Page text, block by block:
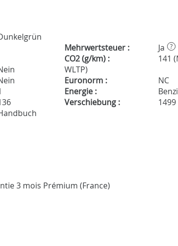
Mehrwertsteuer : Ja ?
CO2 (g/km) :
141
WLTP)
Euronorm :
NC
Energie :
Verschiebung :
1499
3 mois Prémium (France)